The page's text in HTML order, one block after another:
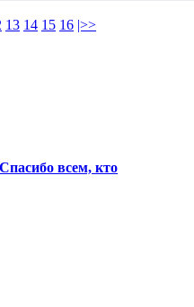
13 14 15 16 |>>
всем, кто